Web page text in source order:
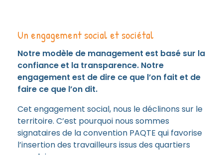
Un engagement social et sociétal
Notre modèle de management est basé sur la
confiance et la transparence. Notre
engagement est de dire ce que l’on fait et de
faire ce que l’on dit.
Cet engagement social, nous le déclinons sur le
territoire. C’est pourquoi nous sommes
signataires de la convention PAQTE qui favorise
l’insertion des travailleurs issus des quartiers